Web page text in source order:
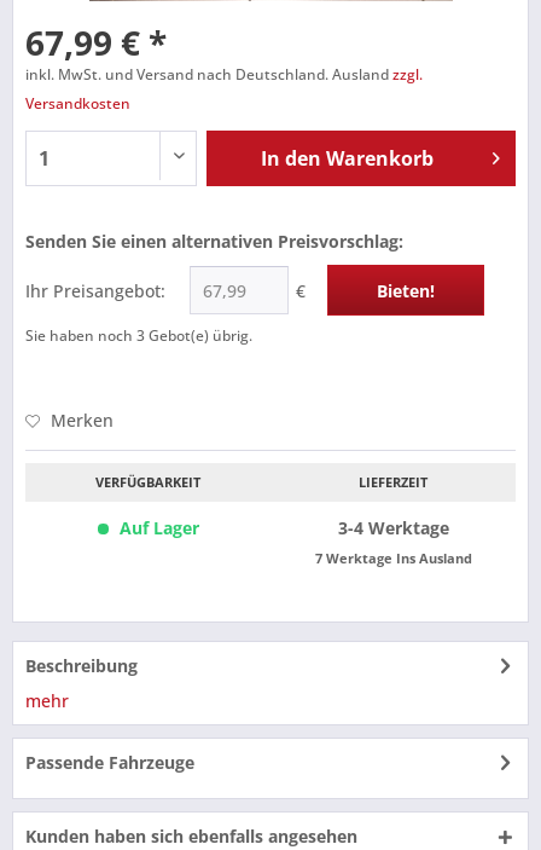
67,99 € *
inkl. MwSt. und Versand nach Deutschland. Auslandzzgl.
Versandkosten
In den Warenkorb
Senden Sie einen alternativen Preisvorschlag:
Ihr Preisangebot: € Bieten!
Sie haben noch 3Gebot(e) übrig.
Merken
VERFÜGBARKEIT
Auf Lager
LIEFERZEIT
3-4 Werktage
7 Werktage Ins Ausland
Beschreibung
mehr
Passende Fahrzeuge
Kunden haben sich ebenfalls angesehen